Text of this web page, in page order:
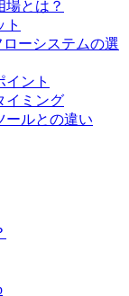
場とは？
ト
ーシステムの選
イント
イミング
ールとの違い